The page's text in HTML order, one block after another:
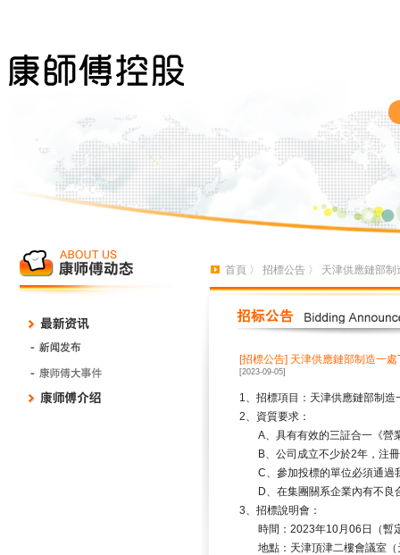
首頁 〉 招標公告 〉 天津供應鏈部
[招標公告] 天津供應鏈部制造一
[2023-09-05]
1、招標項目：天津供應鏈部制造
2、資質要求：
A、具有有效的三証合一《營
B、公司成立不少於2年，注
C、參加投標的單位必須通過
D、在集團關系企業內有不良
3、招標說明會：
時間： 2023年10月 06 日（暫
地點：天津頂津二樓會議室